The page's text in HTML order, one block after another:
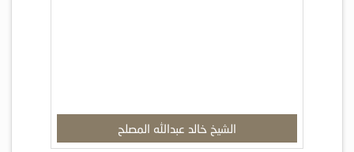
الشيخ خالد عبدالله المصلح